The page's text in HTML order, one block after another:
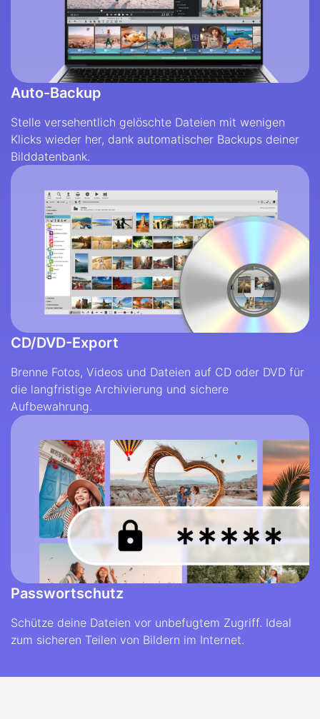
Auto-Backup
Stelle versehentlich gelöschte Dateien mit wenigen
Klicks wieder her, dank automatischer Backups deiner
Bilddatenbank.
CD/DVD-Export
Brenne Fotos, Videos und Dateien auf CD oder DVD für
die langfristige Archivierung und sichere
Aufbewahrung.
Passwortschutz
Schütze deine Dateien vor unbefugtem Zugriff. Ideal
zum sicheren Teilen von Bildern im Internet.